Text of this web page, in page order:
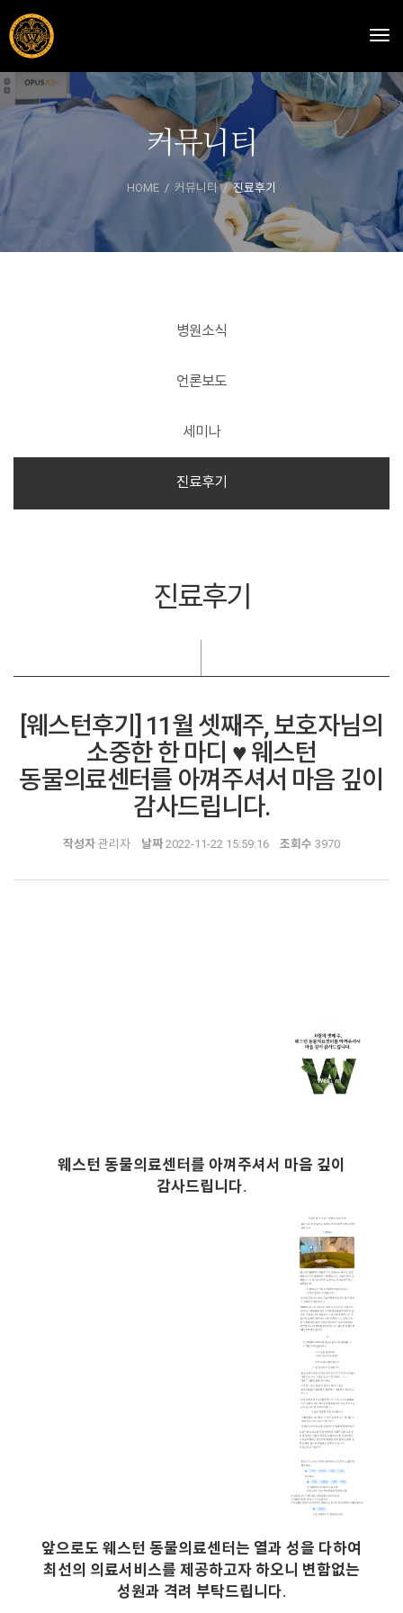
커뮤니티
HOME 커뮤니티 진료후기
병원소식
언론보도
세미나
진료후기
진료후기
[웨스턴후기] 11월 셋째주, 보호자님의
소중한 한 마디 ♥ 웨스턴
동물의료센터를 아껴주셔서 마음 깊이
감사드립니다.
작성자 관리자 날짜 2022-11-22 15:59:16 조회수 3970
웨스턴 동물의료센터를 아껴주셔서 마음 깊이
감사드립니다.
앞으로도 웨스턴 동물의료센터는 열과 성을 다하여
최선의 의료서비스를 제공하고자 하오니 변함없는
성원과 격려 부탁드립니다.